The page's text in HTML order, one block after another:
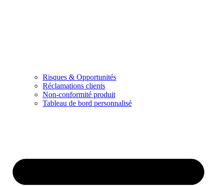
Risques & Opportunités
Réclamations clients
Non-conformité produit
Tableau de bord personnalisé